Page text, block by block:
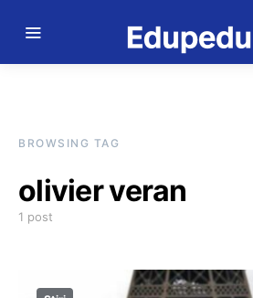
BROWSING TAG
olivier veran
1 post